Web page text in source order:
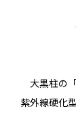
大黒柱の
紫外線硬化